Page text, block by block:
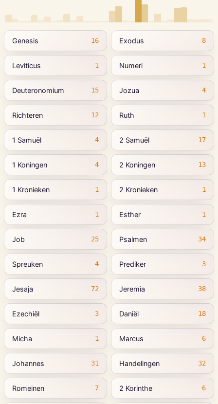
Genesis 16 Exodus 8
Leviticus 1 Numeri 1
Deuteronomium 15 Jozua 4
Richteren 12 Ruth 1
1 Samuël 4 2 Samuël 17
1 Koningen 4 2 Koningen 13
1 Kronieken 1 2 Kronieken 1
Ezra 1 Esther 1
Job 25 Psalmen 34
Spreuken 4 Prediker 3
Jesaja 72 Jeremia 38
Ezechiël 3 Daniël 18
Micha 1 Marcus 6
Johannes 31 Handelingen 32
Romeinen 7 2 Korinthe 6